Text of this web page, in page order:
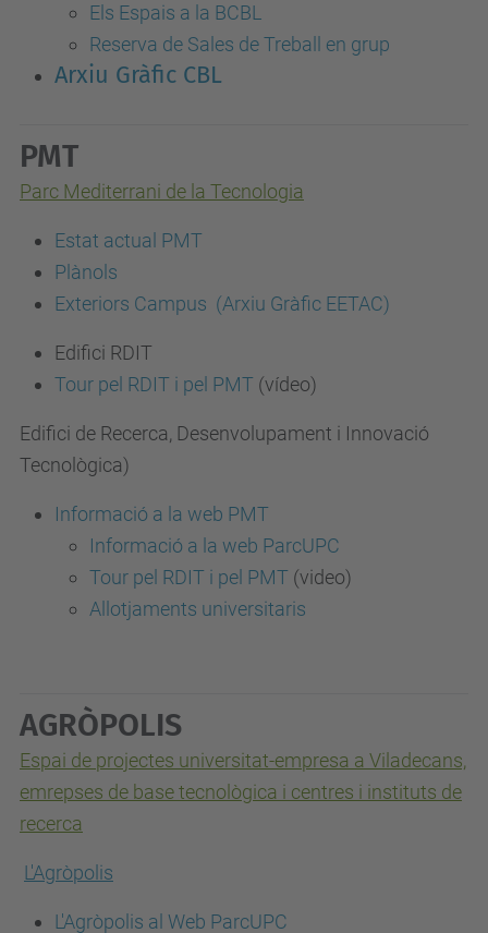
Els Espais a la BCBL
Reserva de Sales de Treball en grup
Arxiu Gràfic CBL
PMT
Parc Mediterrani de la Tecnologia
Estat actual PMT
Plànols
Exteriors Campus (Arxiu Gràfic EETAC)
Edifici RDIT
Tour pel RDIT i pel PMT (vídeo)
Edifici de Recerca, Desenvolupament i Innovació
Tecnològica)
Informació a la web PMT
Informació a la web ParcUPC
Tour pel RDIT i pel PMT (video)
Allotjaments universitaris
AGRÒPOLIS
Espai de projectes universitat-empresa a Viladecans,
emrepses de base tecnològica i centres i instituts de
recerca
L'Agròpolis
L'Agròpolis al Web ParcUPC